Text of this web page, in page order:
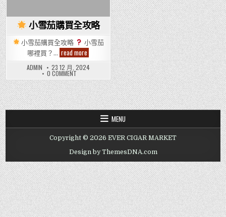
小雪茄購買全攻略
小雪茄購買全攻略
小雪茄
哪裡買？… read more
小
雪
茄
購
買
全
攻
略
ADMIN 23 12 月, 2024
0 COMMENTON
小
雪
茄
購
買
略
MENU
Copyright © 2026 EVER CIGAR MARKET
Design by ThemesDNA.com